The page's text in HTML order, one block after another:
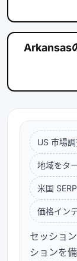
Arkansas
US 市場
地域をタ
米国
価格イン
セッショ
ションを